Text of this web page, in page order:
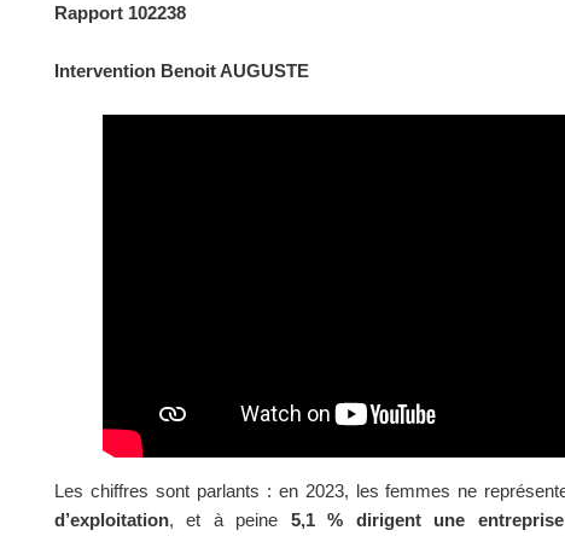
Rapport 102238
Intervention Benoit AUGUSTE
Les chiffres sont parlants : en 2023, les femmes ne
d’exploitation, et à peine 5,1 % dirigent une